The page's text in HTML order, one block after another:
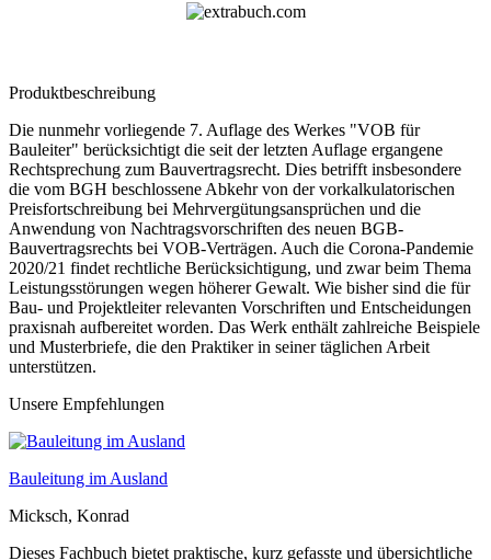
Produktbeschreibung
Die nunmehr vorliegende 7. Auflage des Werkes "VOB für
Bauleiter" berücksichtigt die seit der letzten Auflage ergangene
Rechtsprechung zum Bauvertragsrecht. Dies betrifft insbesondere
die vom BGH beschlossene Abkehr von der vorkalkulatorischen
Preisfortschreibung bei Mehrvergütungsansprüchen und die
Anwendung von Nachtragsvorschriften des neuen BGB-
Bauvertragsrechts bei VOB-Verträgen. Auch die Corona-Pandemie
2020/21 findet rechtliche Berücksichtigung, und zwar beim Thema
Leistungsstörungen wegen höherer Gewalt. Wie bisher sind die für
Bau- und Projektleiter relevanten Vorschriften und Entscheidungen
praxisnah aufbereitet worden. Das Werk enthält zahlreiche Beispiele
und Musterbriefe, die den Praktiker in seiner täglichen Arbeit
unterstützen.
Unsere Empfehlungen
Bauleitung im Ausland
Micksch, Konrad
Dieses Fachbuch bietet praktische, kurz gefasste und übersichtliche